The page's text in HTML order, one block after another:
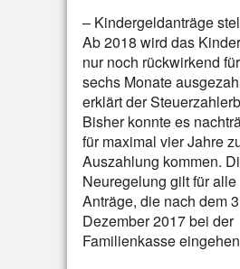
– Kindergeldanträge
Ab 2018 wird das
nur noch rückwirkend für
sechs Monate
erklärt der
Bisher konnte es
für maximal vier Jahre
Auszahlung kommen.
Neuregelung gilt für alle
Anträge, die nach dem
Dezember 2017 bei der
Familienkasse